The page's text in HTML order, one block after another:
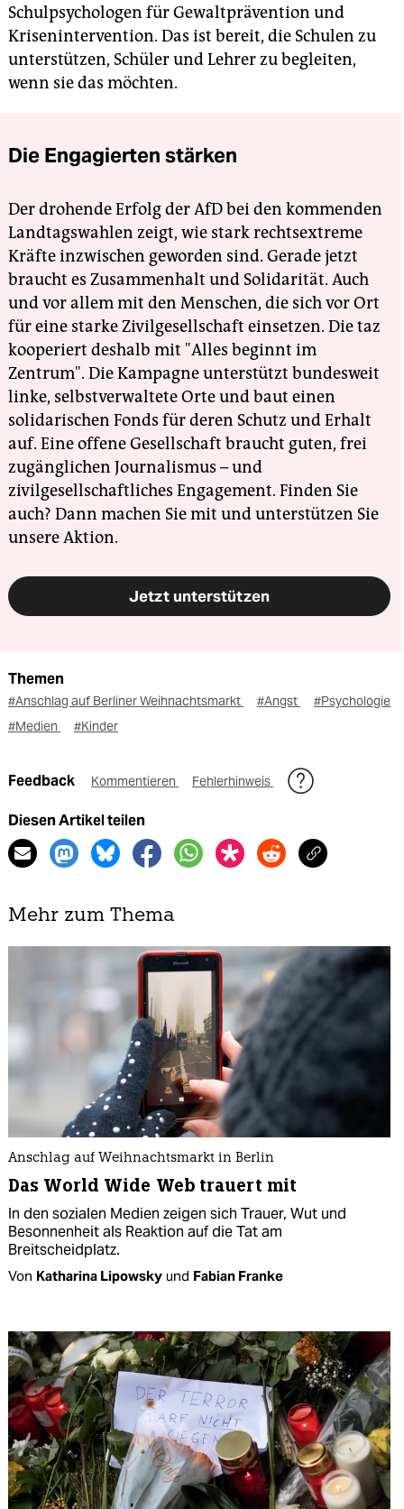
Schulpsychologen für Gewaltprävention und
Krisenintervention. Das ist bereit, die Schulen zu
unterstützen, Schüler und Lehrer zu begleiten,
wenn sie das möchten.
Die Engagierten stärken
Der drohende Erfolg der AfD bei den kommenden
Landtagswahlen zeigt, wie stark rechtsextreme
Kräfte inzwischen geworden sind. Gerade jetzt
braucht es Zusammenhalt und Solidarität. Auch
und vor allem mit den Menschen, die sich vor Ort
für eine starke Zivilgesellschaft einsetzen. Die taz
kooperiert deshalb mit "Alles beginnt im
Zentrum". Die Kampagne unterstützt bundesweit
linke, selbstverwaltete Orte und baut einen
solidarischen Fonds für deren Schutz und Erhalt
auf. Eine offene Gesellschaft braucht guten, frei
zugänglichen Journalismus – und
zivilgesellschaftliches Engagement. Finden Sie
auch? Dann machen Sie mit und unterstützen Sie
unsere Aktion.
Jetzt unterstützen
Themen
#Anschlag auf Berliner Weihnachtsmarkt #Angst
#Psychologie
#Medien
#Kinder
Feedback Kommentieren Fehlerhinweis
Diesen Artikel teilen
Mehr zum Thema
Anschlag auf Weihnachtsmarkt in Berlin
Das World Wide Web trauert mit
In den sozialen Medien zeigen sich Trauer, Wut und
Besonnenheit als Reaktion auf die Tat am
Breitscheidplatz.
Von Katharina Lipowsky und Fabian Franke